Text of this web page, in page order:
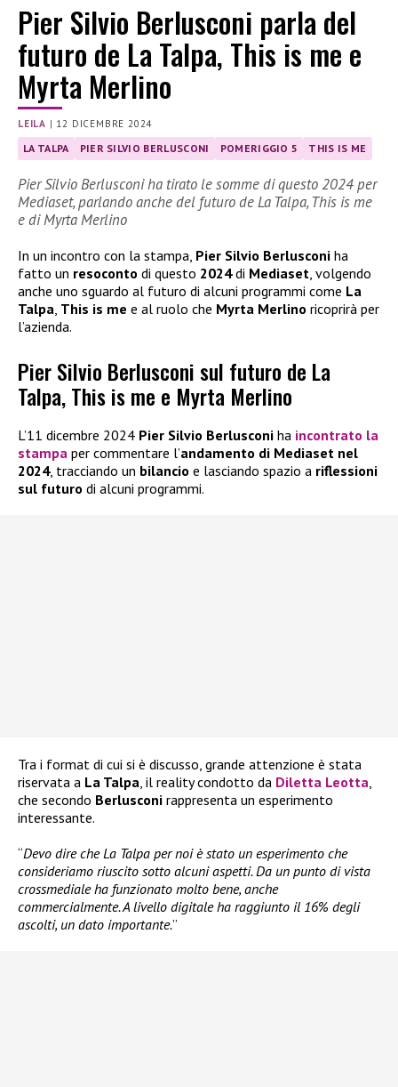
Pier Silvio Berlusconi parla del
futuro de La Talpa, This is me e
Myrta Merlino
LEILA | 12 DICEMBRE 2024
LA TALPA PIER SILVIO BERLUSCONI POMERIGGIO 5 THIS IS ME
Pier Silvio Berlusconi ha tirato le somme di questo 2024 per
Mediaset, parlando anche del futuro de La Talpa, This is me
e di Myrta Merlino
In un incontro con la stampa, Pier Silvio Berlusconi ha
fatto un resoconto di questo 2024di Mediaset, volgendo
anche uno sguardo al futuro di alcuni programmi come La
Talpa, This is me e al ruolo che Myrta Merlino ricoprirà per
l’azienda.
Pier Silvio Berlusconi sul futuro de La
Talpa, This is me e Myrta Merlino
L’11 dicembre 2024 Pier Silvio Berlusconi ha incontrato la
stampa per commentare l’andamento di Mediaset nel
2024, tracciando un bilancio e lasciando spazio a riflessioni
sul futuro di alcuni programmi.
Tra i format di cui si è discusso, grande attenzione è stata
riservata a La Talpa, il reality condotto da Diletta Leotta,
che secondo Berlusconi rappresenta un esperimento
interessante.
“Devo dire che La Talpa per noi è stato un esperimento che
consideriamo riuscito sotto alcuni aspetti. Da un punto di vista
crossmediale ha funzionato molto bene, anche
commercialmente. A livello digitale ha raggiunto il 16% degli
ascolti, un dato importante.”